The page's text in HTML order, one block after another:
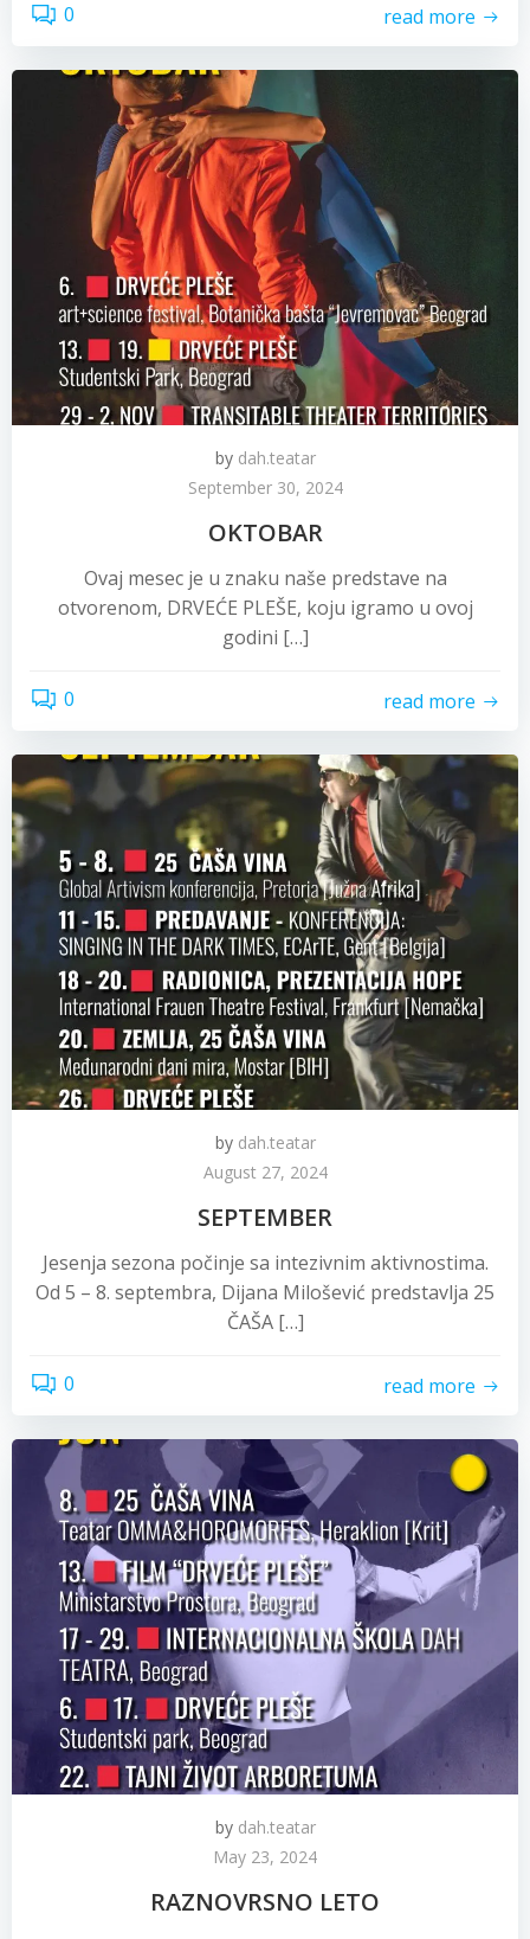
0 read more
by dah.teatar
September 30, 2024
OKTOBAR
Ovaj mesec je u znaku naše predstave na
otvorenom, DRVEĆE PLEŠE, koju igramo u ovoj
godini […]
0 read more
by dah.teatar
August 27, 2024
SEPTEMBER
Jesenja sezona počinje sa intezivnim aktivnostima.
Od 5 – 8. septembra, Dijana Milošević predstavlja 25
ČAŠA […]
0 read more
by dah.teatar
May 23, 2024
RAZNOVRSNO LETO